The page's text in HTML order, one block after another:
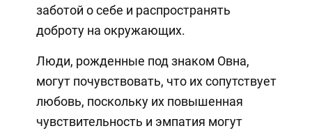
заботой о себе и распространять
доброту на окружающих.
Люди, рожденные под знаком Овна,
могут почувствовать, что их сопутствует
любовь, поскольку их повышенная
чувствительность и эмпатия могут